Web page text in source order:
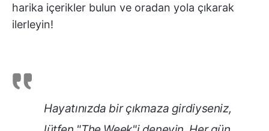
harika içerikler bulun ve oradan yola çıkarak
ilerleyin!
Hayatınızda bir çıkmaza girdiyseniz,